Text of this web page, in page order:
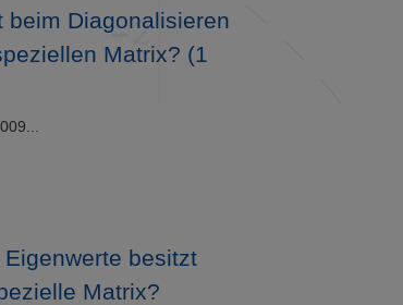
beim Diagonalisieren
Matrix? (1
besitzt
Matrix?